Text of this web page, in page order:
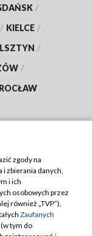
/
/ KIELCE /
/
/
zgody na
zbierania danych,
i ich
osobowych przez
również „TVP”),
Zaufanych
tym do